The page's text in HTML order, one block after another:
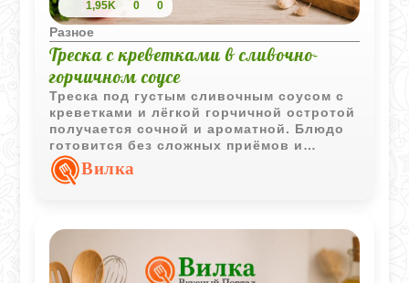
1,95K 0 0
Разное
Треска с креветками в сливочно-
горчичном соусе
Треска под густым сливочным соусом с
креветками и лёгкой горчичной остротой
получается сочной и ароматной. Блюдо
готовится без сложных приёмов и
отлично подходит для семейного ужина.
Вилка